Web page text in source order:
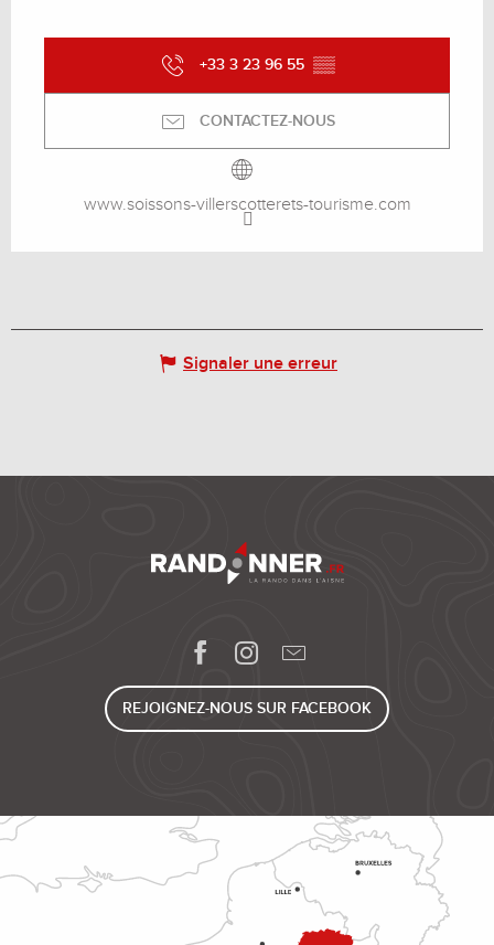
+33 3 23 96 55 ▒▒
CONTACTEZ-NOUS
www.soissons-villerscotterets-tourisme.com
Signaler une erreur
REJOIGNEZ-NOUS SUR FACEBOOK